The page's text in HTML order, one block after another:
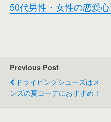
50代男性・女性の恋愛
Previous Post
ドライビングシューズはメ
ンズの夏コーデにおすすめ！